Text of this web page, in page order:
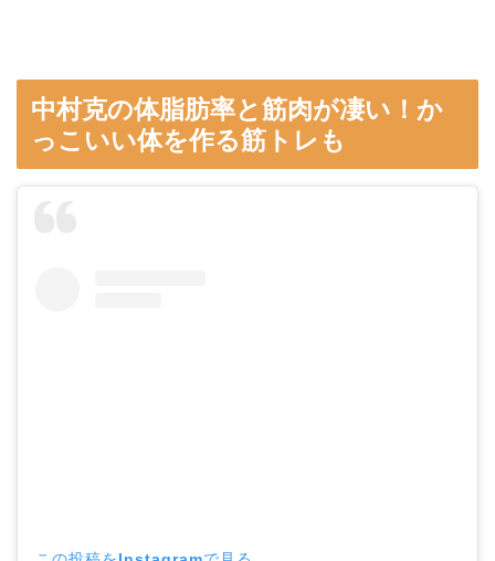
中村克の体脂肪率と筋肉が凄い！か
っこいい体を作る筋トレも